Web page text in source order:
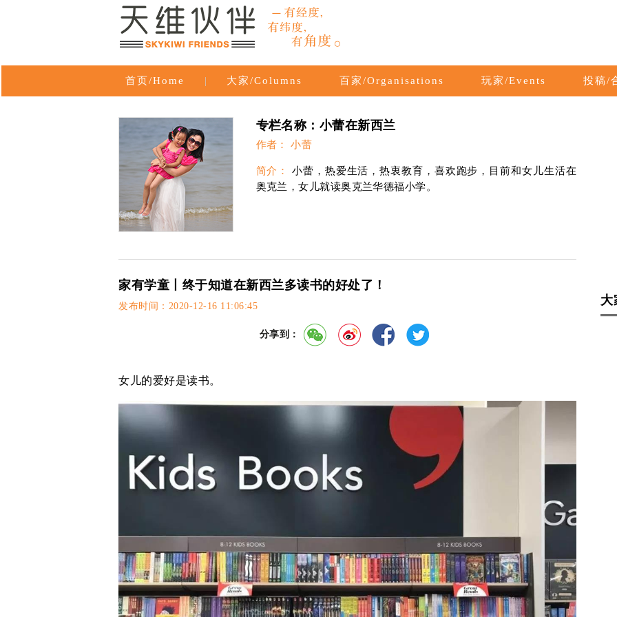
首页/Home | 大家/Columns 百家/Organisations 玩家/Events 投稿/
专栏名称：小蕾在新西兰
作者： 小蕾
简介：
小蕾，热爱生活，热衷教育，喜欢跑步，目前和女儿生活在
奥克兰，女儿就读奥克兰华德福小学。
家有学童丨终于知道在新西兰多读书的好处了！
发布时间：2020-12-16 11:06:45
分享到：
女儿的爱好是读书。
大